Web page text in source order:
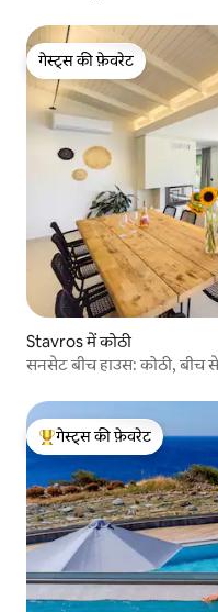
गेस्ट्स की फ़ेवरेट
गेस्ट्स की फ़ेवरेट
Stavros में कोठी
सनसेट बीच हाउस: कोठी, बीच से
गेस्ट्स का टॉप फ़ेवरेट
गेस्ट्स की फ़ेवरेट